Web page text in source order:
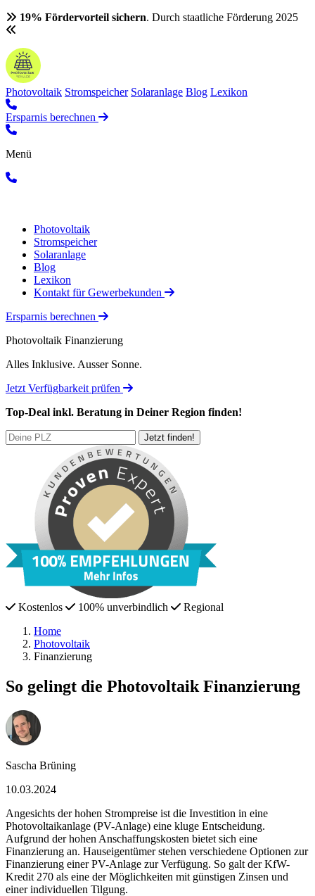
19% Fördervorteil sichern. Durch staatliche Förderung 2025
Photovoltaik Stromspeicher Solaranlage Blog Lexikon
Ersparnis berechnen
Menü
Photovoltaik
Stromspeicher
Solaranlage
Blog
Lexikon
Kontakt für Gewerbekunden
Ersparnis berechnen
Photovoltaik Finanzierung
Alles Inklusive. Ausser Sonne.
Jetzt Verfügbarkeit prüfen
Top-Deal inkl. Beratung in Deiner Region finden!
Kostenlos 100% unverbindlich
Regional
Home
Photovoltaik
Finanzierung
So gelingt die Photovoltaik Finanzierung
Sascha Brüning
10.03.2024
Angesichts der hohen Strompreise ist die Investition in eine
Photovoltaikanlage (PV-Anlage) eine kluge Entscheidung.
Aufgrund der hohen Anschaffungskosten bietet sich eine
Finanzierung an. Hauseigentümer stehen verschiedene Optionen zur
Finanzierung einer PV-Anlage zur Verfügung. So galt der KfW-
Kredit 270 als eine der Möglichkeiten mit günstigen Zinsen und
einer individuellen Tilgung.